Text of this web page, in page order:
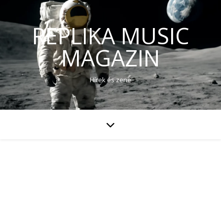
REPLIKA MUSIC
MAGAZIN
Hírek és zene